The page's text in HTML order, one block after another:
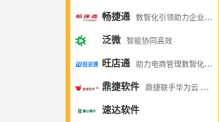
畅捷通 数智化引领助力企业高质量发展
泛微 智能协同高效
旺店通 助力电商管理数智化升级,实现全业务流程在线化、软件化、数 据化，实时数据反馈,赋能管理者决策
鼎捷软件 鼎捷联手华为云 共推数字化转型方案
速达软件